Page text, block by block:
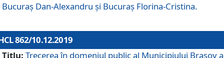
Bucuraș Dan-Alexandru și Bucuraș Florina-Cristina.
862/10.12.2019
Titlu: Trecerea în domeniul public al Municipiului Braşov a